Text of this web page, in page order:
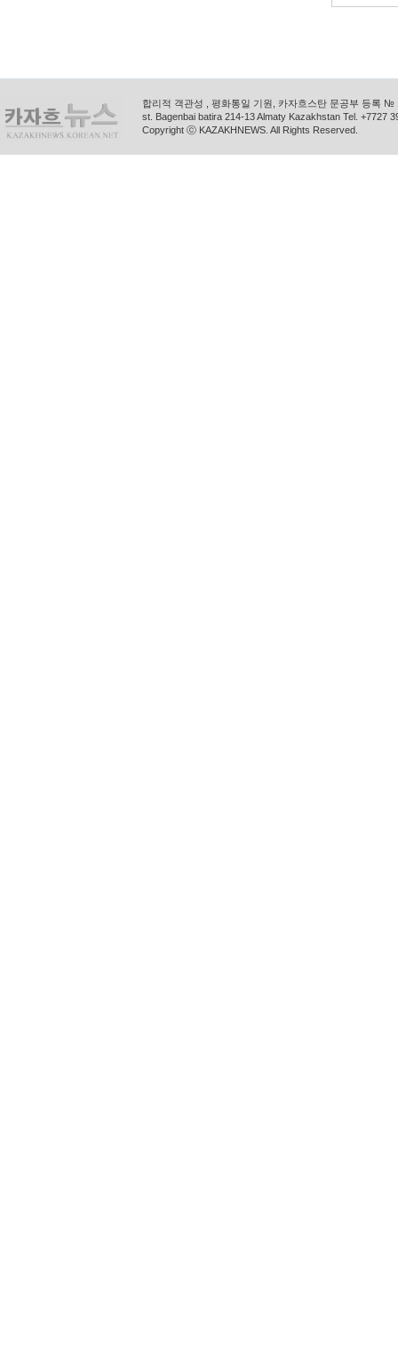
합리적 객관성 , 평화통일 기원, 카자흐스탄 문공부 등록
st. Bagenbai batira 214-13 Almaty Kazakhstan Tel. +7727
Copyright ⓒ KAZAKHNEWS. All Rights Reserved.